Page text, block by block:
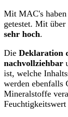
Mit MAC's haben
getestet. Mit
sehr hoch.
Die Deklaration
nachvollziehbar
ist, welche
werden ebenfalls
Mineralstoffe